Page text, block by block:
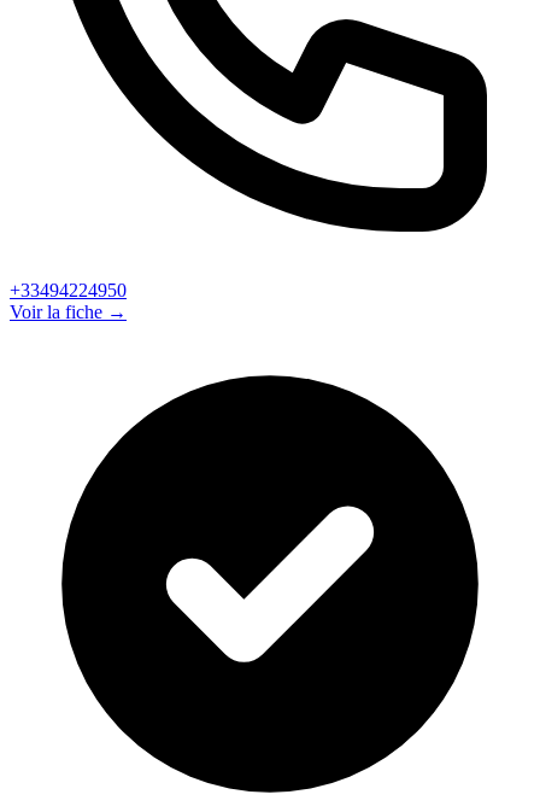
+33494224950
Voir la fiche →